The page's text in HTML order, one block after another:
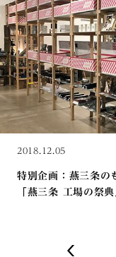
2018.12.05
特別企画：燕三条の
「燕三条 工場の祭